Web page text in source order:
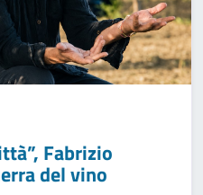
Fabrizio
del vino